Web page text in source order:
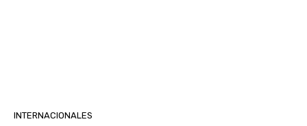
INTERNACIONALES